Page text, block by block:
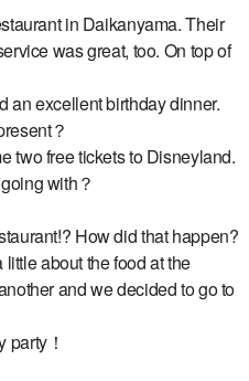
in Daikanyama. Their
was great, too. On top of
an excellent birthday dinner.
？
two free tickets to Disneyland.
with？
How did that happen?
about the food at the
and we decided to go to
party！